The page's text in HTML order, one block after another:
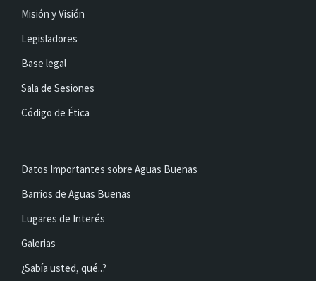
Misión y Visión
Legisladores
Base legal
Sala de Sesiones
Código de Ética
Datos Importantes sobre Aguas Buenas
Barrios de Aguas Buenas
Lugares de Interés
Galerias
¿Sabía usted, qué..?